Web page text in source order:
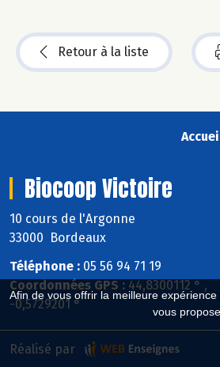
Afin de vous offrir la meilleure
vous
Retour à la liste
Biocoop Victoire
10 cours de l'Argonne
33000 Bordeaux
Téléphone : 05 56 94 71 19
Coordonnées GPS : 44,8300112 ° ,
-0,5729201 °
Réalisé par